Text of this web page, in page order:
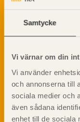
Samtycke
Vi värnar om din
Vi använder
och annonserna till
sociala medier och
även sådana
enhet till de sociala